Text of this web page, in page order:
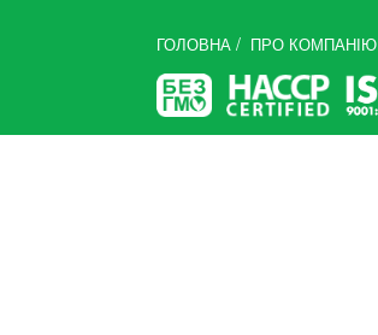
ГОЛОВНА / ПРО КОМПАНІЮ